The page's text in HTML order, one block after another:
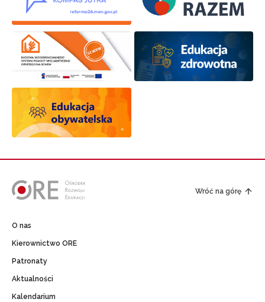
Wróć na górę
O nas
Kierownictwo ORE
Patronaty
Aktualności
Kalendarium